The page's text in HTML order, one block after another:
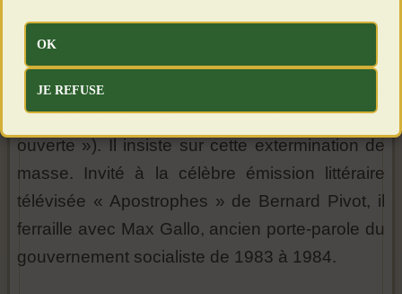
Villiers, publie un virulent pamphlet,Lettre
ouverte aux coupeurs de tête et aux menteurs
du Bicentenaire(Albin Michel, coll. « Lettre
ouverte »). Il insiste sur cette extermination de
masse. Invité à la célèbre émission littéraire
télévisée « Apostrophes » de Bernard Pivot, il
ferraille avec Max Gallo, ancien porte-parole du
gouvernement socialiste de 1983 à 1984.
OK
JE REFUSE